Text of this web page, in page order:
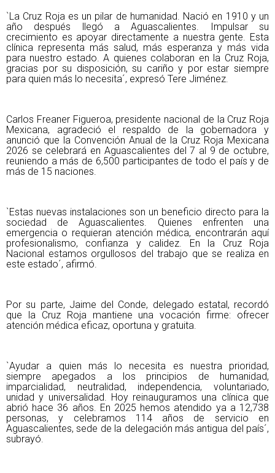
`La Cruz Roja es un pilar de humanidad. Nació en 1910 y un
año después llegó a Aguascalientes. Impulsar su
crecimiento es apoyar directamente a nuestra gente. Esta
clínica representa más salud, más esperanza y más vida
para nuestro estado. A quienes colaboran en la Cruz Roja,
gracias por su disposición, su cariño y por estar siempre
para quien más lo necesita´, expresó Tere Jiménez.
Carlos Freaner Figueroa, presidente nacional de la Cruz Roja
Mexicana, agradeció el respaldo de la gobernadora y
anunció que la Convención Anual de la Cruz Roja Mexicana
2026 se celebrará en Aguascalientes del 7 al 9 de octubre,
reuniendo a más de 6,500 participantes de todo el país y de
más de 15 naciones.
`Estas nuevas instalaciones son un beneficio directo para la
sociedad de Aguascalientes. Quienes enfrenten una
emergencia o requieran atención médica, encontrarán aquí
profesionalismo, confianza y calidez. En la Cruz Roja
Nacional estamos orgullosos del trabajo que se realiza en
este estado´, afirmó.
Por su parte, Jaime del Conde, delegado estatal, recordó
que la Cruz Roja mantiene una vocación firme: ofrecer
atención médica eficaz, oportuna y gratuita.
`Ayudar a quien más lo necesita es nuestra prioridad,
siempre apegados a los principios de humanidad,
imparcialidad, neutralidad, independencia, voluntariado,
unidad y universalidad. Hoy reinauguramos una clínica que
abrió hace 36 años. En 2025 hemos atendido ya a 12,738
personas, y celebramos 114 años de servicio en
Aguascalientes, sede de la delegación más antigua del país´,
subrayó.